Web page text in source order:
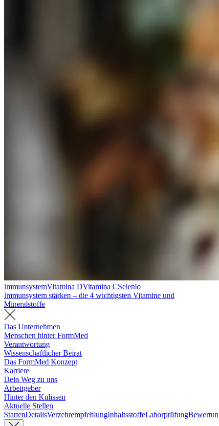
ImmunsystemVitamina DVitamina CSelenio
Immunsystem stärken – die 4 wichtigsten Vitamine und
Mineralstoffe
Das Unternehmen
Menschen hinter FormMed
Verantwortung
Wissenschaftlicher Beirat
Das FormMed Konzept
Karriere
Dein Weg zu uns
Arbeitgeber
Hinter den Kulissen
Aktuelle Stellen
StartenDetailsVerzehrempfehlungInhaltsstoffeLaborprüfung